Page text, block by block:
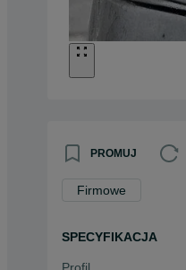
PROMUJ
Firmowe
SPECYFIKACJA
Profil